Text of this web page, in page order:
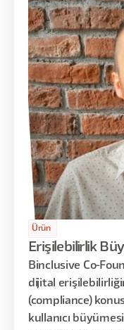
Ürün
Erişilebilirlik
Binclusive Co-
dijital
(compliance)
kullanıcı